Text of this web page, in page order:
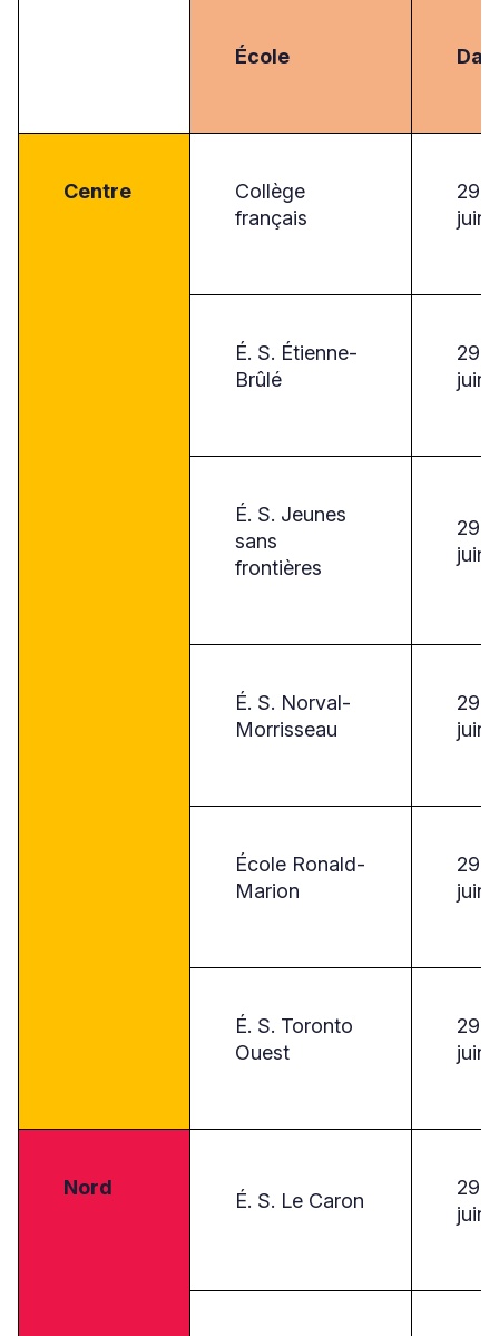
École
Centre
Collège
français
29
juin
É. S. Étienne-
Brûlé
29
juin
É. S. Jeunes
sans
frontières
29
juin
É. S. Norval-
Morrisseau
29
juin
École Ronald-
Marion
29
juin
É. S. Toronto
Ouest
29
juin
Nord
É. S. Le Caron
29
juin